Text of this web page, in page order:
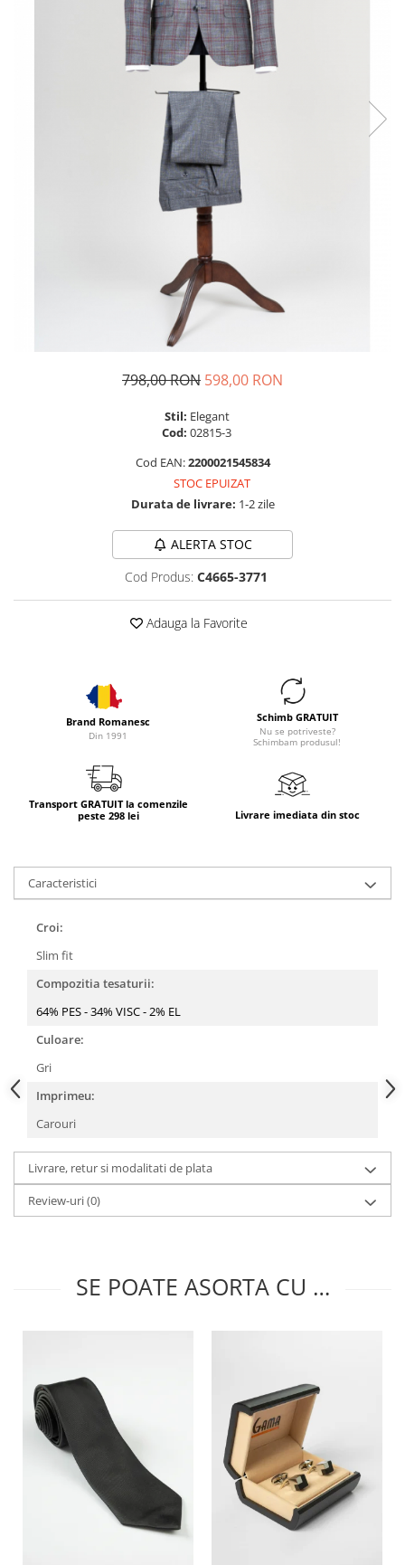
798,00 RON 598,00 RON
Stil: Elegant
Cod: 02815-3
Cod EAN:2200021545834
STOC EPUIZAT
Durata de livrare: 1-2 zile
ALERTA STOC
Cod Produs: C4665-3771
Adauga la Favorite
Brand Romanesc
Din 1991
Schimb GRATUIT
Nu se potriveste?
Schimbam produsul!
Transport GRATUIT la comenzile
peste 298 lei
Livrare imediata din stoc
Caracteristici
Croi:
Slim fit
Compozitia tesaturii:
64% PES - 34% VISC - 2% EL
Culoare:
Gri
Imprimeu:
Carouri
Livrare, retur si modalitati de plata
Review-uri(0)
SE POATE ASORTA CU …